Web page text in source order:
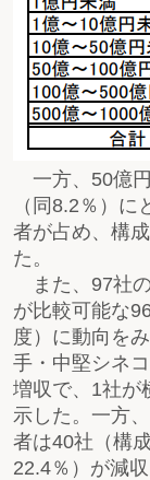
一方、50億
（同8.2％）
者が占め、構
た。
また、97社
が比較可能な
度）に動向を
手・中堅シネ
増収で、1社が
示した。一方
者は40社（構
22.4％）が減